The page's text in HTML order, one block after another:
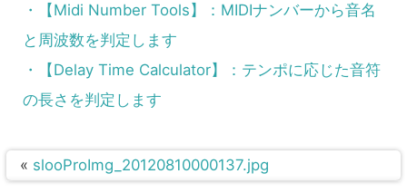
・【Midi Number Tools】：MIDIナンバーから音名
と周波数を判定します
・【Delay Time Calculator】：テンポに応じた音符
の長さを判定します
« slooProImg_20120810000137.jpg